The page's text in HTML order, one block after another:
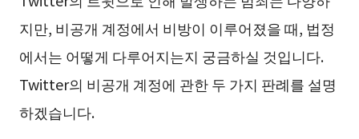
지만, 비공개 계정에서 비방이 이루어졌을 때, 법정
에서는 어떻게 다루어지는지 궁금하실 것입니다.
Twitter의 비공개 계정에 관한 두 가지 판례를 설명
하겠습니다.